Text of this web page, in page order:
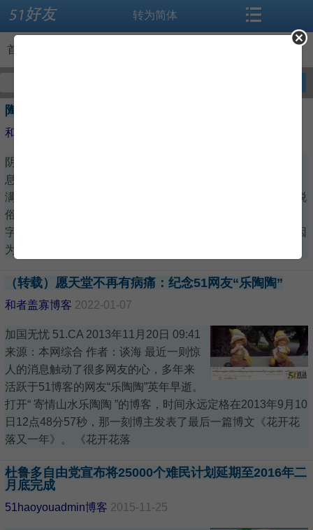
转为简体
首页
陶陶，一路珍重 （转载自 千万里之外 的博客）
和者盖寡博客
阴霾的天气，一如我阴霾的心情。满目落叶写满你走了的消
息。 你的留言一如你的网名带给人开心快乐。你的博客文章
满溢着对生活的热爱，字里行间流淌出来的文学造诣和清新脱
俗的文笔，是我最喜欢流连的博客之一。 可是你博客里的文
字又时时流露出与你年龄不相符的沧桑，如今我才懂得那是因
为你一直在生与死的边缘上
（转载）愿天堂不再有病痛：纪念51网友“乐陶陶”
和者盖寡博客 2022-01-07
加国无忧 51.CA 2013年11月20日 09:41
来源：本网综合 作者：谈海 最近一则惊
人的消息触动了很多网友的心，多年来
活跃于51博客的网友“乐陶陶”英年早逝。
打开“ 寄情山水乐陶陶 ”的博客，时间永远定格在2013年9月10
日12点48分57秒，那一刻博主发表了最后一篇博文《花开花
落又一年》。 《花开花落
杜鲁多自由党宣布将25000个难民计划延期至2016年二
月底完成
51haoyouadmin博客 2015-11-25
搜索 首页